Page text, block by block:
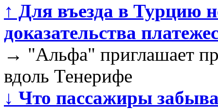
↑ Для въезда в Турцию
доказательства
→ "Альфа" приглашает
вдоль Тенерифе
↓ Что пассажиры